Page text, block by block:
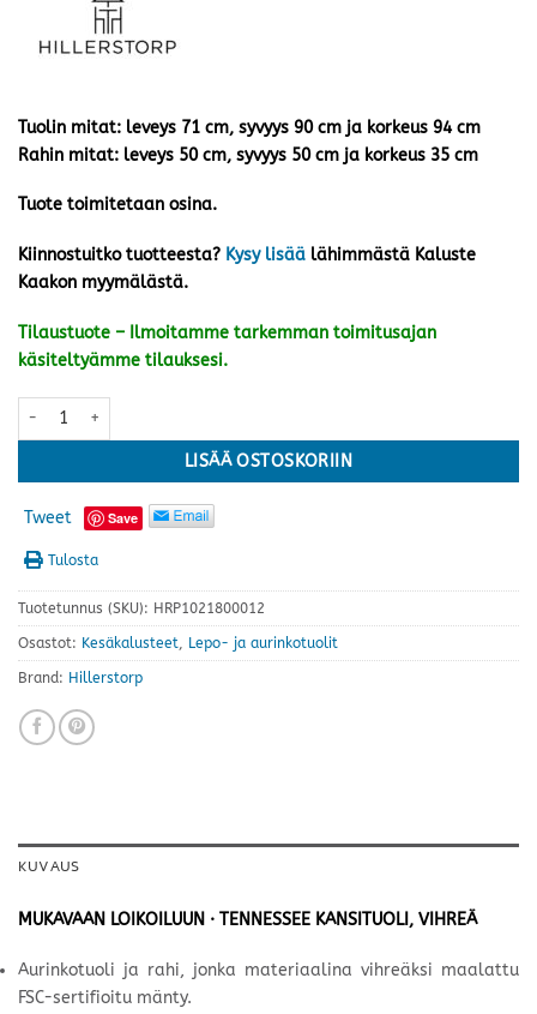
Tuolin mitat: leveys 71 cm, syvyys 90 cm ja korkeus 94 cm
Rahin mitat: leveys 50 cm, syvyys 50 cm ja korkeus 35 cm
Tuote toimitetaan osina.
Kiinnostuitko tuotteesta? Kysy lisää lähimmästä Kaluste
Kaakon myymälästä.
Tilaustuote – Ilmoitamme tarkemman toimitusajan
käsiteltyämme tilauksesi.
Tennessee kansituoli, vihreä määrä
LISÄÄ OSTOSKORIIN
Tweet Save
Tulosta
Tuotetunnus (SKU): HRP1021800012
Osastot: Kesäkalusteet, Lepo- ja aurinkotuolit
Brand: Hillerstorp
KUVAUS
MUKAVAAN LOIKOILUUN · TENNESSEE KANSITUOLI, VIHREÄ
Aurinkotuoli ja rahi, jonka materiaalina vihreäksi maalattu
FSC-sertifioitu mänty.